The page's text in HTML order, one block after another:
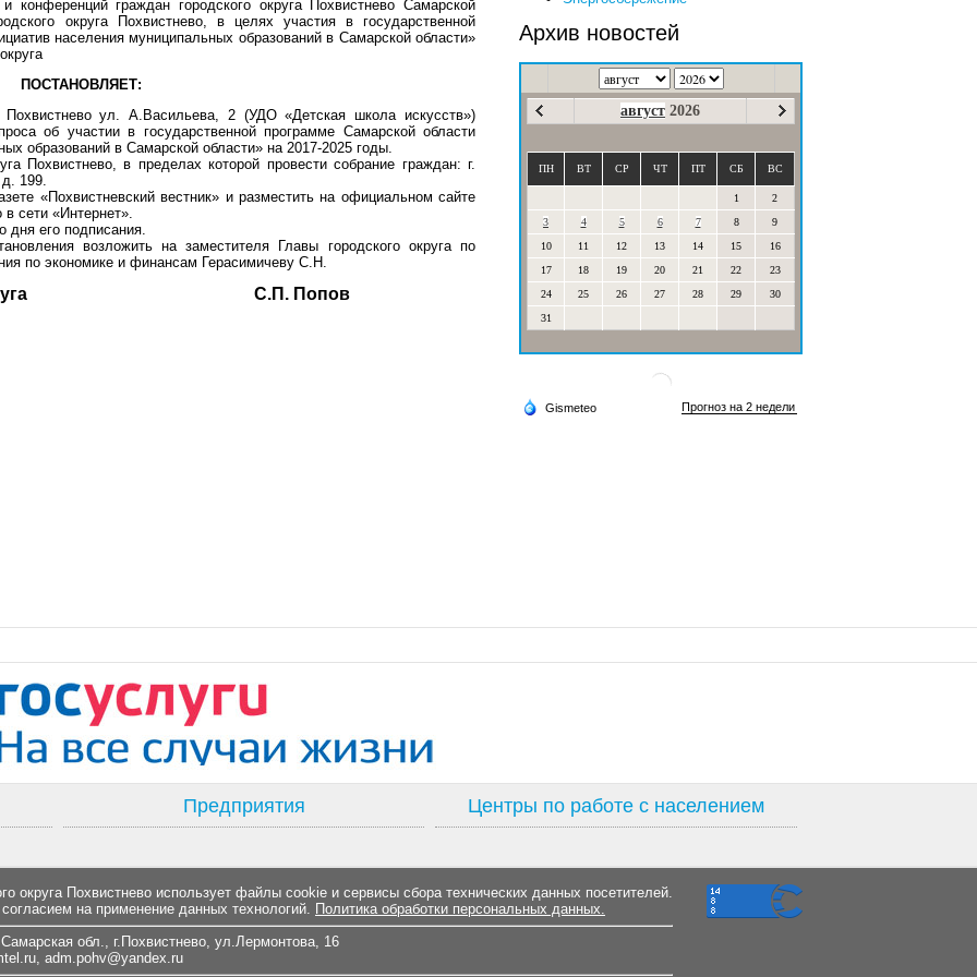
конференций граждан городского округа Похвистнево Самарской
округа Похвистнево, в целях участия в государственной
населения муниципальных образований в Самарской области»
ПОСТАНОВЛЯЕТ:
ул. А.Васильева, 2 (УДО «Детская школа искусств»)
об участии в государственной программе Самарской области
образований в Самарской области» на 2017-2025 годы.
Похвистнево, в пределах которой провести собрание граждан: г.
199.
«Похвистневский вестник» и разместить на официальном сайте
в сети «Интернет».
дня его подписания.
возложить на заместителя Главы городского округа по
по экономике и финансам Герасимичеву С.Н.
округа С.П. Попов
Архив новостей
август 2026
ПН ВТ СР ЧТ ПТ СБ ВС
1
2
3
4 5 6 7 8
9
10
11 12 13 14 15
16
17
18 19 20 21 22
23
24
25 26 27 28 29
30
31
Предприятия Центры по работе с населением
округа Похвистнево использует файлы cookie и сервисы сбора технических данных посетителей.
на применение данных технологий. Политика обработки персональных данных.
обл., г.Похвистнево, ул.Лермонтова, 16
, adm.pohv@yandex.ru